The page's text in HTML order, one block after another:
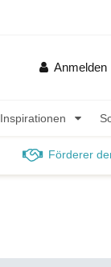
Anmelden
Inspirationen
Förderer